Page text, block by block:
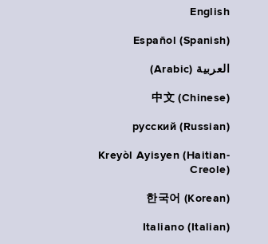
English
Español (Spanish)
العربية (Arabic)
中文 (Chinese)
русский (Russian)
Kreyòl Ayisyen (Haitian-
Creole)
한국어 (Korean)
Italiano (Italian)